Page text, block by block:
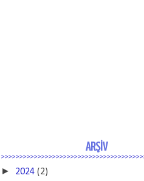
ARŞİV
► 2024 (2)